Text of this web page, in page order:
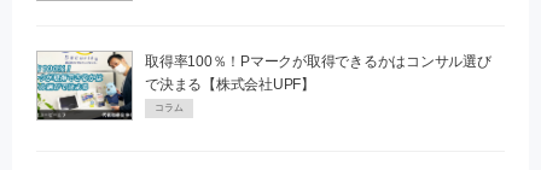
取得率100％！Pマークが取得できるかはコンサル選び
で決まる【株式会社UPF】
コラム